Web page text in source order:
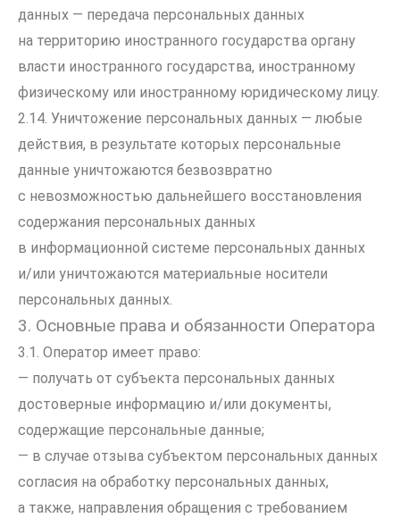
данных — передача персональных данных
на территорию иностранного государства органу
власти иностранного государства, иностранному
физическому или иностранному юридическому лицу.
2.14. Уничтожение персональных данных — любые
действия, в результате которых персональные
данные уничтожаются безвозвратно
с невозможностью дальнейшего восстановления
содержания персональных данных
в информационной системе персональных данных
и/или уничтожаются материальные носители
персональных данных.
3. Основные права и обязанности Оператора
3.1. Оператор имеет право:
— получать от субъекта персональных данных
достоверные информацию и/или документы,
содержащие персональные данные;
— в случае отзыва субъектом персональных данных
согласия на обработку персональных данных,
а также, направления обращения с требованием